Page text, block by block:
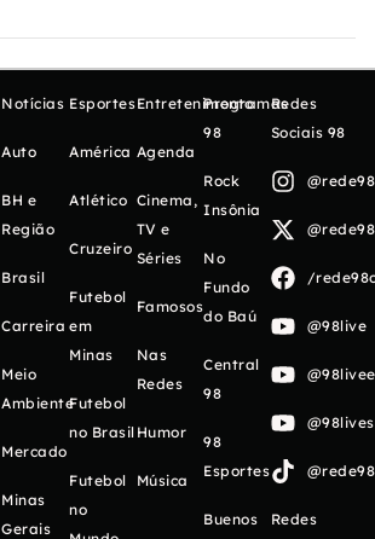
Notícias
Auto
BH e
Região
Brasil
Carreira
Meio
Ambiente
Mercado
Minas
Gerais
Esportes
América
Atlético
Cruzeiro
Futebol
em
Minas
Futebol
no Brasil
Futebol
no
Entretenimento
Agenda
Cinema,
TV e
Séries
Famosos
Nas
Redes
Humor
Música
Programas
98
Rock
Insônia
No
Fundo
do Baú
Central
98
98
Esportes
Buenos
Redes
Sociais 98
/
@98live
Redes